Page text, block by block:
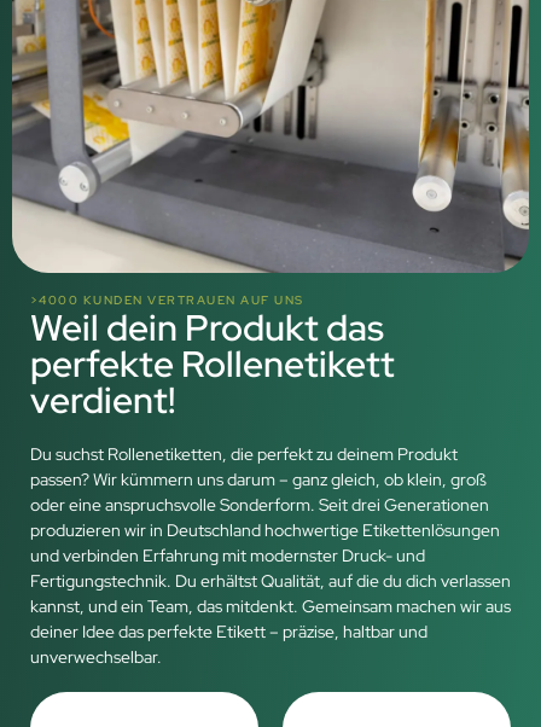
>4000 KUNDEN VERTRAUEN AUF UNS
Weil dein Produkt das
perfekte Rollenetikett
verdient!
Du suchst Rollenetiketten, die perfekt zu deinem Produkt
passen? Wir kümmern uns darum – ganz gleich, ob klein, groß
oder eine anspruchsvolle Sonderform. Seit drei Generationen
produzieren wir in Deutschland hochwertige Etikettenlösungen
und verbinden Erfahrung mit modernster Druck- und
Fertigungstechnik. Du erhältst Qualität, auf die du dich verlassen
kannst, und ein Team, das mitdenkt. Gemeinsam machen wir aus
deiner Idee das perfekte Etikett – präzise, haltbar und
unverwechselbar.